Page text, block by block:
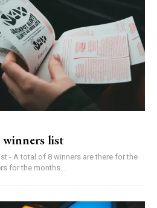
winners list
- A total of 8 winners are there for the
for the months...